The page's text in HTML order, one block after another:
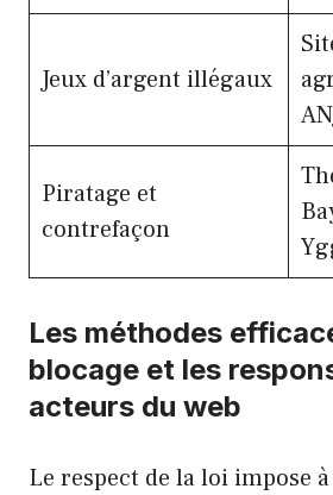
Jeux d’argent illégaux
Piratage et
contrefaçon
Les méthodes
blocage et les
acteurs du web
Le respect de la loi impose